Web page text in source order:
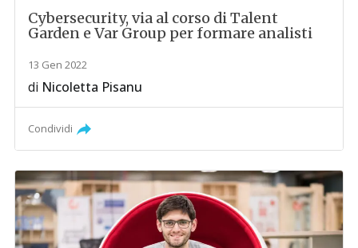
Cybersecurity, via al corso di Talent
Garden e Var Group per formare analisti
13 Gen 2022
di Nicoletta Pisanu
Condividi